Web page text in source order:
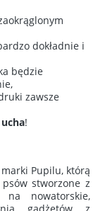
dokładnie i
będzie
zawsze
!
Pupilu, którą
stworzone z
na nowatorskie,